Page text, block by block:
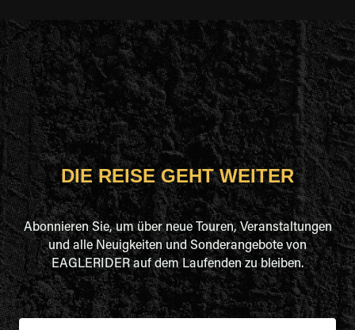
DIE REISE GEHT WEITER
Abonnieren Sie, um über neue Touren, Veranstaltungen
und alle Neuigkeiten und Sonderangebote von
EAGLERIDER auf dem Laufenden zu bleiben.